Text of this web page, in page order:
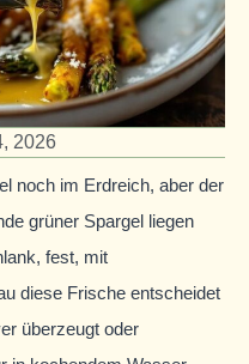
2026
noch im Erdreich, aber der
grüner Spargel liegen
fest, mit
diese Frische entscheidet
überzeugt oder